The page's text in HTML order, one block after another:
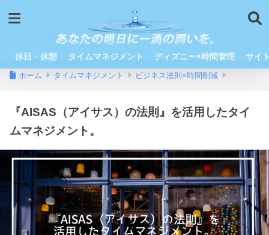
休日・休憩 タイムマネジメント ディズニー×時間管理 サイ
ホーム タイムマネジメント ビジネス法則×時間削減
『AISAS（アイサス）の法則』を活用したタイ
ムマネジメント。